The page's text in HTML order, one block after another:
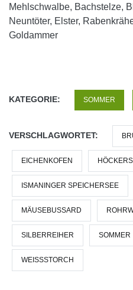
Mehlschwalbe, Bachstelze,
Neuntöter, Elster,
Goldammer
KATEGORIE: SOMMER
VERSCHLAGWORTET:
EICHENKOFEN
ISMANINGER SPEICHERSEE
MÄUSEBUSSARD
SILBERREIHER SOMMER
WEISSSTORCH